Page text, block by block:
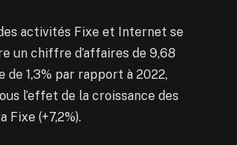
activités Fixe et Internet se
un chiffre d’affaires de 9,68
de 1,3% par rapport à 2022,
l’effet de la croissance des
Fixe (+7,2%).